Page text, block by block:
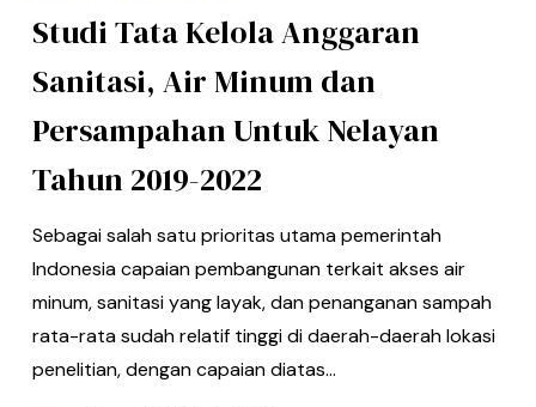
Studi Tata Kelola Anggaran
Sanitasi, Air Minum dan
Persampahan Untuk Nelayan
Tahun 2019-2022
Sebagai salah satu prioritas utama pemerintah
Indonesia capaian pembangunan terkait akses air
minum, sanitasi yang layak, dan penanganan sampah
rata-rata sudah relatif tinggi di daerah-daerah lokasi
penelitian, dengan capaian diatas…